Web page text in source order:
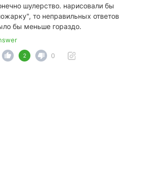
шулерство. нарисовали бы
то неправильных ответов
бы меньше гораздо.
2 0